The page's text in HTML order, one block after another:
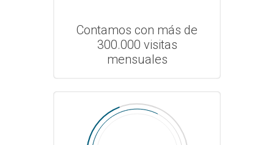
Contamos con más de
300.000 visitas
mensuales